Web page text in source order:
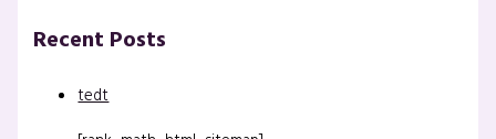
Recent Posts
tedt